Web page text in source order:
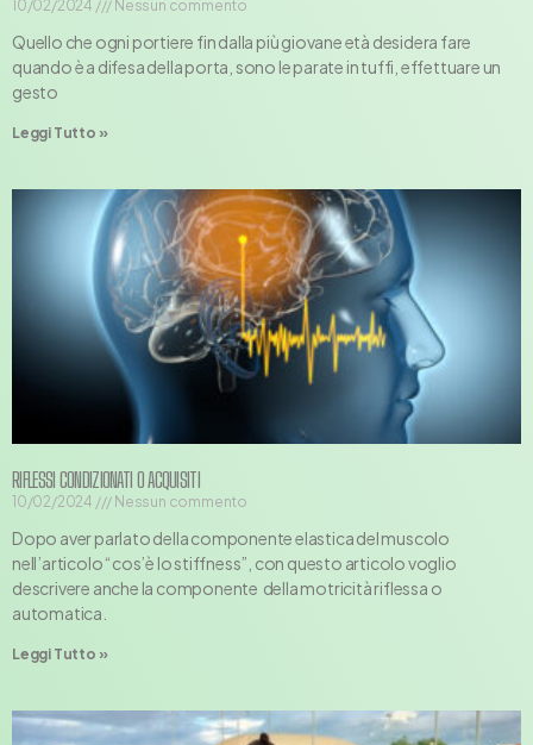
10/02/2024 Nessun commento
Quello che ogni portiere fin dalla più giovane età desidera fare
quando è a difesa della porta, sono le parate in tuffi, effettuare un
gesto
Leggi Tutto »
RIFLESSI CONDIZIONATI O ACQUISITI
10/02/2024 Nessun commento
Dopo aver parlato della componente elastica del muscolo
nell’articolo “cos’è lo stiffness”, con questo articolo voglio
descrivere anche la componente della motricità riflessa o
automatica.
Leggi Tutto »